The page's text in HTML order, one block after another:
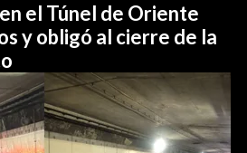
el Túnel de Oriente
y obligó al cierre de la